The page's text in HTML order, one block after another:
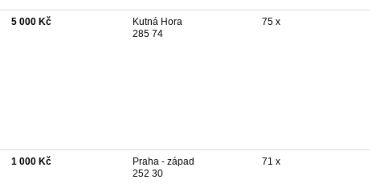
5 000 Kč
Kutná Hora
285 74
75 x
1 000 Kč
Praha - západ
252 30
71 x